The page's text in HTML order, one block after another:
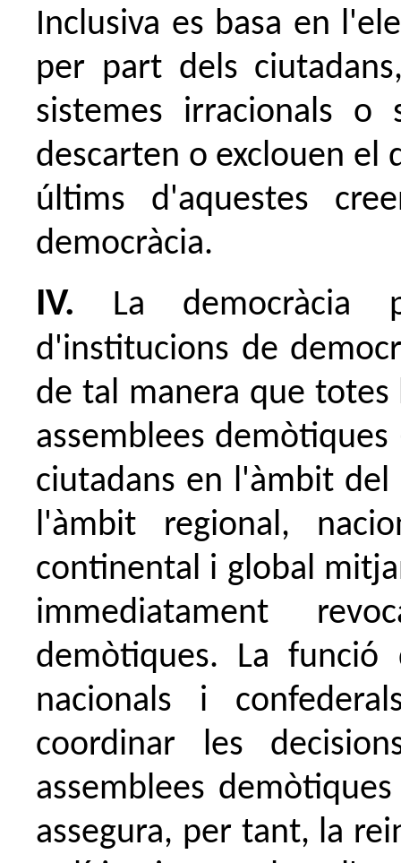
Inclusiva es basa en
per part dels
sistemes irracionals o
descarten o exclouen el
últims d'aquestes
democràcia.
IV.
La democràcia
d'institucions de
de tal manera que totes
assemblees
ciutadans en l'àmbit del
l'àmbit regional,
continental i global
immediatament
demòtiques. La funció
nacionals i
coordinar les
assemblees
assegura, per tant, la